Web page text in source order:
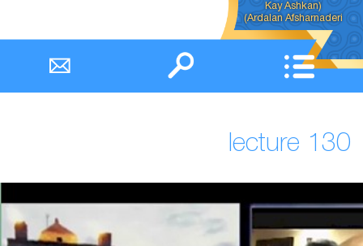
Ardalan Afsharnaderi)
lecture 130